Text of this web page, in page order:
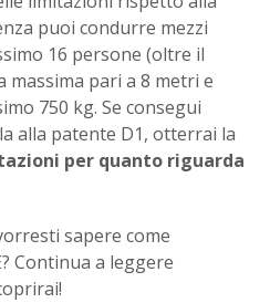
puoi condurre mezzi
16 persone (oltre il
massima pari a 8 metri e
750 kg. Se consegui
alla patente D1, otterrai la
per quanto riguarda
sapere come
Continua a leggere